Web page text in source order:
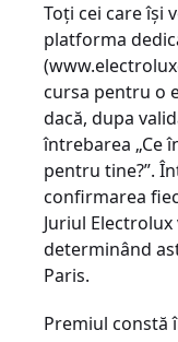
Toți cei care își
platforma
cursa pentru o
dacă, dupa
întrebarea „Ce
pentru tine?”.
confirmarea
Juriul
determinând
Paris.
Premiul constă